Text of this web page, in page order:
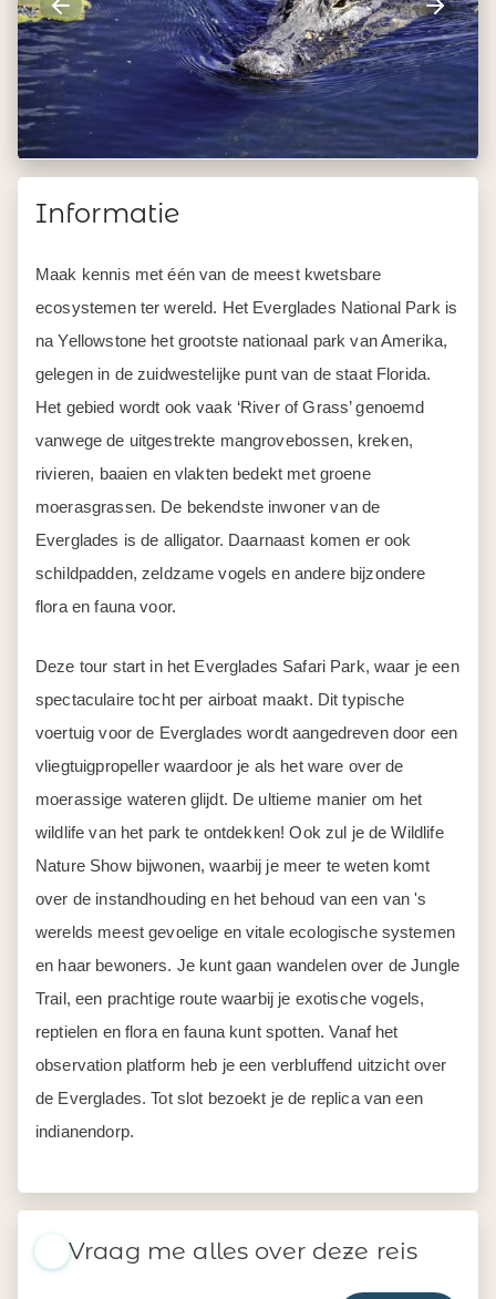
Informatie
Maak kennis met één van de meest kwetsbare
ecosystemen ter wereld. Het Everglades National Park is
na Yellowstone het grootste nationaal park van Amerika,
gelegen in de zuidwestelijke punt van de staat Florida.
Het gebied wordt ook vaak ‘River of Grass’ genoemd
vanwege de uitgestrekte mangrovebossen, kreken,
rivieren, baaien en vlakten bedekt met groene
moerasgrassen. De bekendste inwoner van de
Everglades is de alligator. Daarnaast komen er ook
schildpadden, zeldzame vogels en andere bijzondere
flora en fauna voor.
Deze tour start in het Everglades Safari Park, waar je een
spectaculaire tocht per airboat maakt. Dit typische
voertuig voor de Everglades wordt aangedreven door een
vliegtuigpropeller waardoor je als het ware over de
moerassige wateren glijdt. De ultieme manier om het
wildlife van het park te ontdekken! Ook zul je de Wildlife
Nature Show bijwonen, waarbij je meer te weten komt
over de instandhouding en het behoud van een van 's
werelds meest gevoelige en vitale ecologische systemen
en haar bewoners. Je kunt gaan wandelen over de Jungle
Trail, een prachtige route waarbij je exotische vogels,
reptielen en flora en fauna kunt spotten. Vanaf het
observation platform heb je een verbluffend uitzicht over
de Everglades. Tot slot bezoekt je de replica van een
indianendorp.
Vraag me alles over deze reis